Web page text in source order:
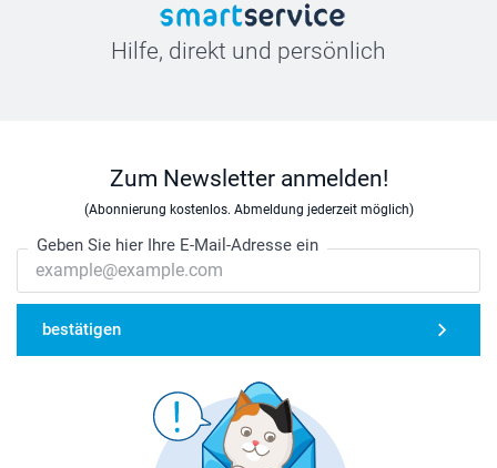
Hilfe, direkt und persönlich
Zum Newsletter anmelden!
(Abonnierung kostenlos. Abmeldung jederzeit möglich)
Geben Sie hier Ihre E-Mail-Adresse ein
bestätigen